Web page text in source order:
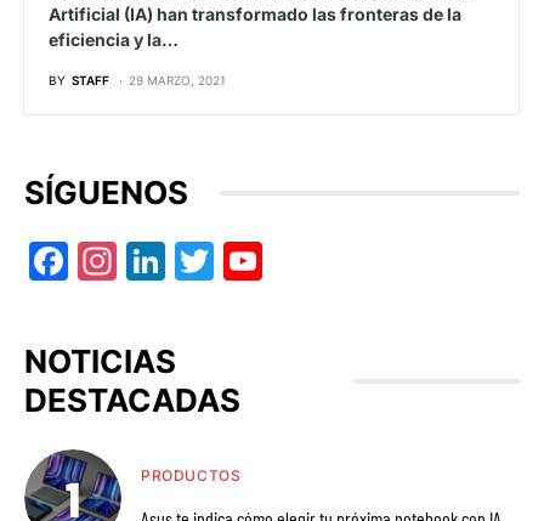
Artificial (IA) han transformado las fronteras de la
eficiencia y la…
BY STAFF 29 MARZO, 2021
SÍGUENOS
Facebook
Instagram
LinkedIn
Twitter
NOTICIAS
DESTACADAS
PRODUCTOS